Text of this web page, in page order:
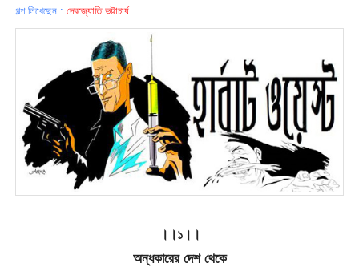
গল্প লিখেছেন :দেবজ্যোতি ভট্টাচার্য
।।১।।
অন্ধকারের দেশ থেকে